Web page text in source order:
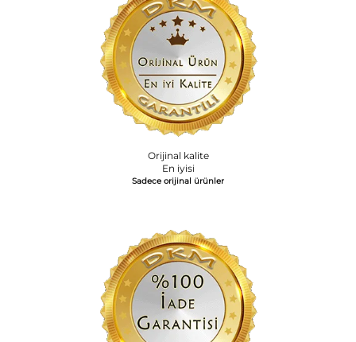
Orijinal kalite
En iyisi
Sadece orijinal ürünler